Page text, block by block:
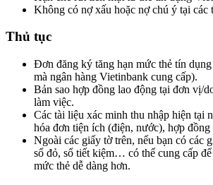
Không có nợ xấu hoặc nợ chú ý tại các
Thủ tục
Đơn đăng ký tăng hạn mức thẻ tín
mà ngân hàng Vietinbank cung cấp).
Bản sao hợp đồng lao động tại đơn vị/
làm việc.
Các tài liệu xác minh thu nhập hiện tại
hóa đơn tiện ích (điện, nước), hợp
Ngoài các giấy tờ trên, nếu bạn có các
sổ đỏ, sổ tiết kiệm… có thể cung cấp
mức thẻ dễ dàng hơn.